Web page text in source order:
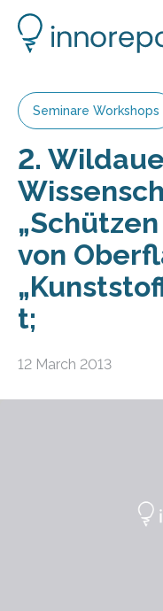
Seminare Workshops
2.
von
t;
12 March 2013